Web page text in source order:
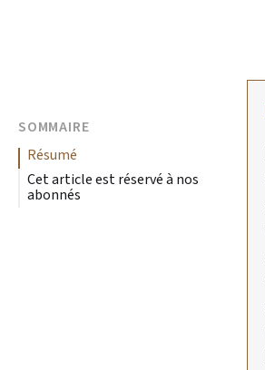
SOMMAIRE
résumé
Cet article est réservé à nos
abonnés